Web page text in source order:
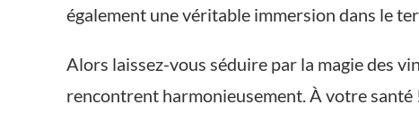
également une véritable immersion dans le
Alors laissez-vous séduire par la magie des
rencontrent harmonieusement. À votre santé